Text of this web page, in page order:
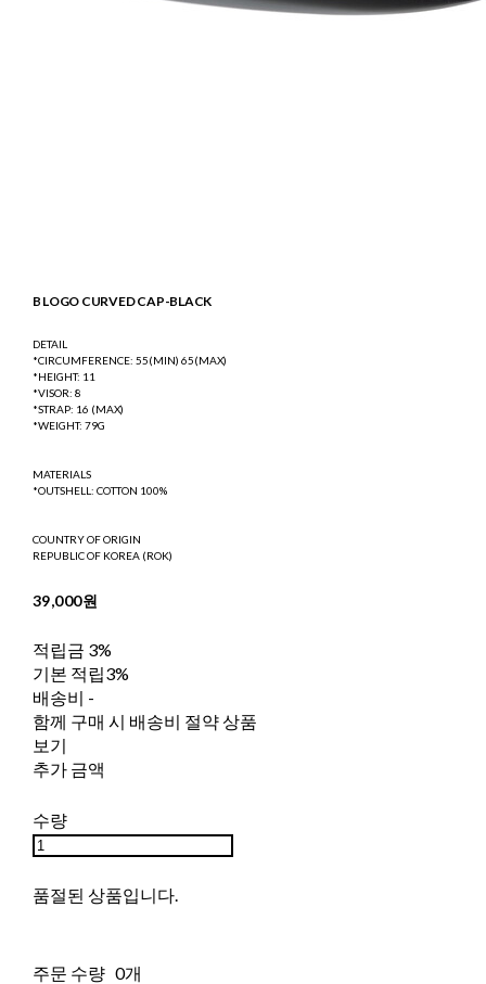
B LOGO CURVED CAP-BLACK
DETAIL
*CIRCUMFERENCE: 55(MIN) 65(MAX)
*HEIGHT: 11
*VISOR: 8
*STRAP: 16 (MAX)
*WEIGHT: 79G
MATERIALS
*OUTSHELL: COTTON 100%
COUNTRY OF ORIGIN
REPUBLIC OF KOREA (ROK)
39,000원
적립금 3%
기본 적립3%
배송비 -
함께 구매 시 배송비 절약 상품
보기
추가 금액
수량
품절된 상품입니다.
주문 수량 0개